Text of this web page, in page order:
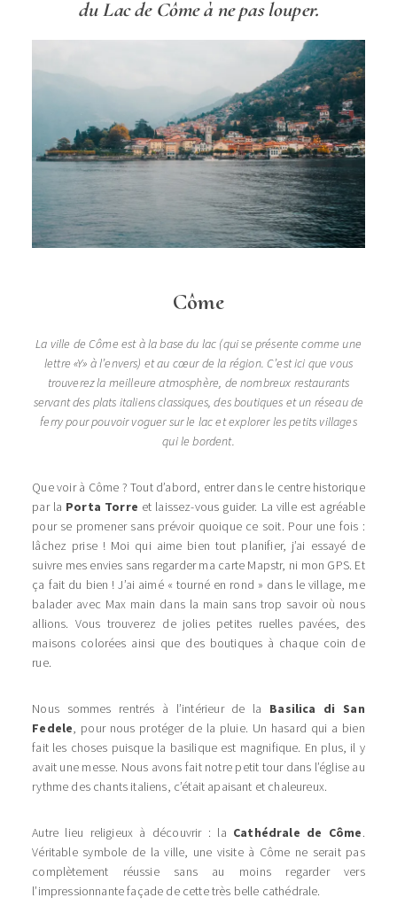
du Lac de Côme à ne pas louper.
Côme
La ville de Côme est à la base du lac (qui se présente comme une
lettre «Y» à l’envers) et au cœur de la région. C’est ici que vous
trouverez la meilleure atmosphère, de nombreux restaurants
servant des plats italiens classiques, des boutiques et un réseau de
ferry pour pouvoir voguer sur le lac et explorer les petits villages
qui le bordent.
Que voir à Côme ? Tout d’abord, entrer dans le centre historique
par la Porta Torre et laissez-vous guider. La ville est agréable
pour se promener sans prévoir quoique ce soit. Pour une fois :
lâchez prise ! Moi qui aime bien tout planifier, j’ai essayé de
suivre mes envies sans regarder ma carte Mapstr, ni mon GPS. Et
ça fait du bien ! J’ai aimé « tourné en rond » dans le village, me
balader avec Max main dans la main sans trop savoir où nous
allions. Vous trouverez de jolies petites ruelles pavées, des
maisons colorées ainsi que des boutiques à chaque coin de
rue.
Nous sommes rentrés à l’intérieur de la Basilica di San
Fedele, pour nous protéger de la pluie. Un hasard qui a bien
fait les choses puisque la basilique est magnifique. En plus, il y
avait une messe. Nous avons fait notre petit tour dans l’église au
rythme des chants italiens, c’était apaisant et chaleureux.
Autre lieu religieux à découvrir : la Cathédrale de Côme.
Véritable symbole de la ville, une visite à Côme ne serait pas
complètement réussie sans au moins regarder vers
l’impressionnante façade de cette très belle cathédrale.